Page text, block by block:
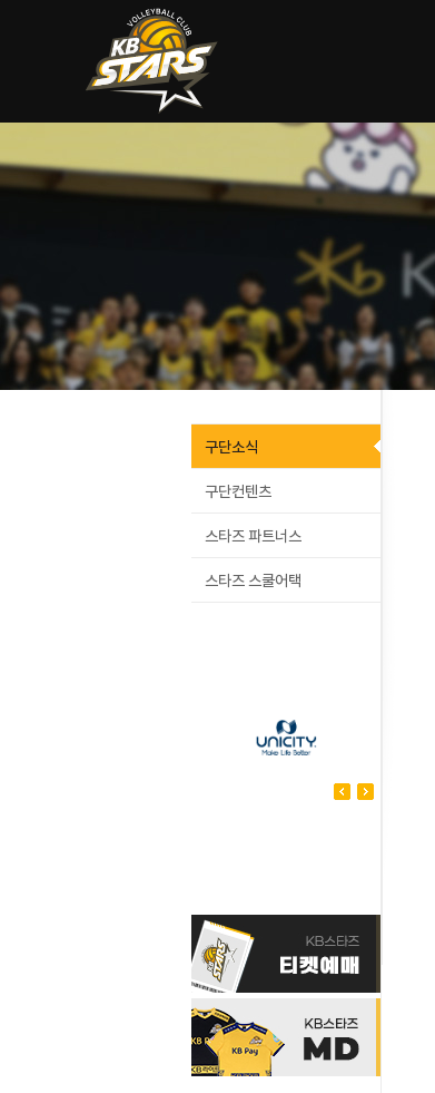
구단소식
구단컨텐츠
스타즈 파트너스
스타즈 스쿨어택